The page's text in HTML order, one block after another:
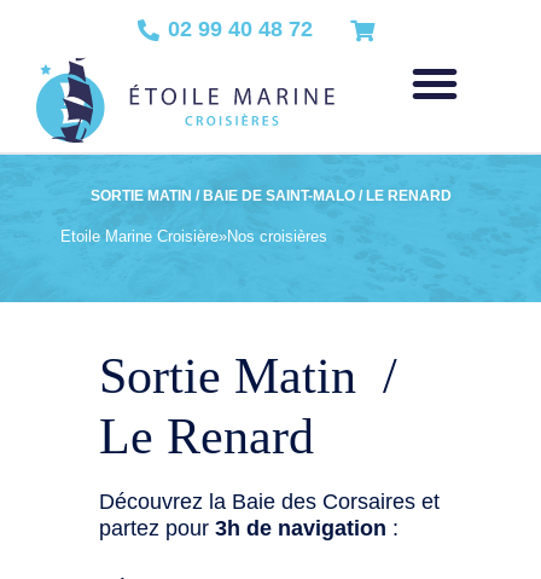
02 99 40 48 72
SORTIE MATIN / BAIE DE SAINT-MALO / LE RENARD
Etoile Marine Croisière»Nos croisières
Sortie Matin /
Le Renard
Découvrez la Baie des Corsaires et
partez pour3h de navigation :